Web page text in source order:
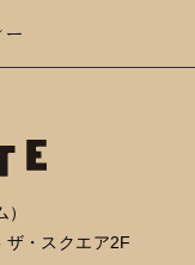
・スクエア2F